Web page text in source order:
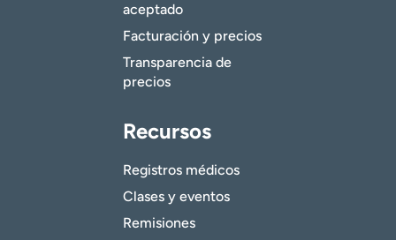
aceptado
Facturación y precios
Transparencia de
precios
Recursos
Registros médicos
Clases y eventos
Remisiones